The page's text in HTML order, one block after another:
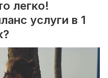
легко!
услуги в 1